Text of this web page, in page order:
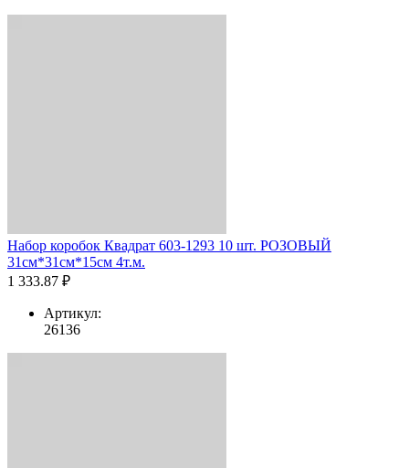
Набор коробок Квадрат 603-1293 10 шт. РОЗОВЫЙ
31см*31см*15см 4т.м.
1 333.87 ₽
Артикул:
26136